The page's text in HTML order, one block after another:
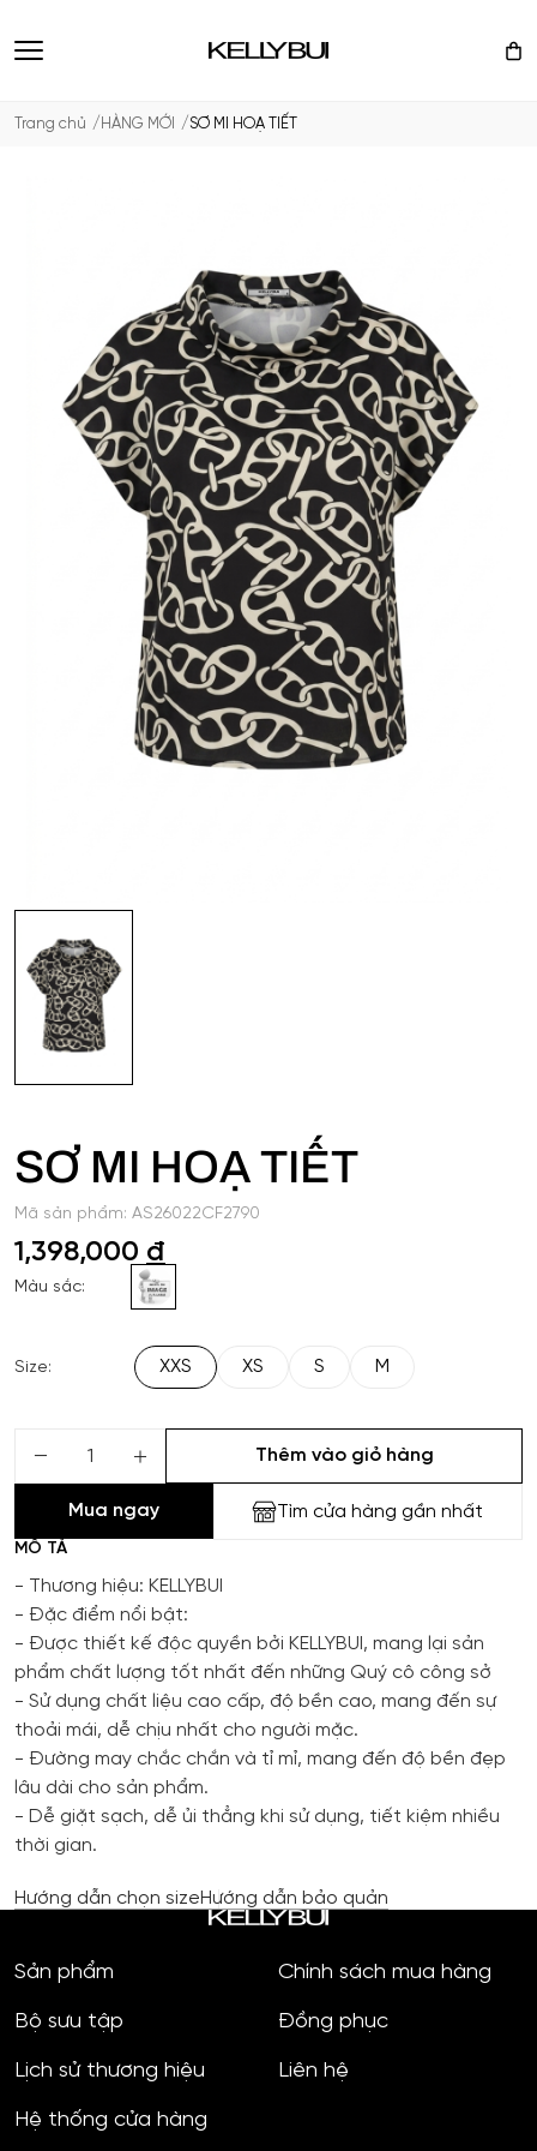
Trang chủ HÀNG MỚI SƠ MI HOẠ TIẾT
SƠ MI HOẠ TIẾT
Mã sản phẩm: AS26022CF2790
1,398,000 đ
Màu sắc:
Size: XXS XS S M
Thêm vào giỏ hàng
Mua ngay Tìm cửa hàng gần nhất
MÔ TẢ
- Thương hiệu: KELLYBUI
- Đặc điểm nổi bật:
- Được thiết kế độc quyền bởi KELLYBUI, mang lại sản
phẩm chất lượng tốt nhất đến những Quý cô công sở
- Sử dụng chất liệu cao cấp, độ bền cao, mang đến sự
thoải mái, dễ chịu nhất cho người mặc.
- Đường may chắc chắn và tỉ mỉ, mang đến độ bền đẹp
lâu dài cho sản phẩm.
- Dễ giặt sạch, dễ ủi thẳng khi sử dụng, tiết kiệm nhiều
thời gian.
Hướng dẫn chọn sizeHướng dẫn bảo quản
Sản phẩm
Bộ sưu tập
Lịch sử thương hiệu
Hệ thống cửa hàng
Chính sách mua hàng
Đồng phục
Liên hệ